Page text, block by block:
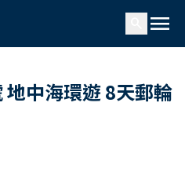
menu
地中海環遊 8天郵輪